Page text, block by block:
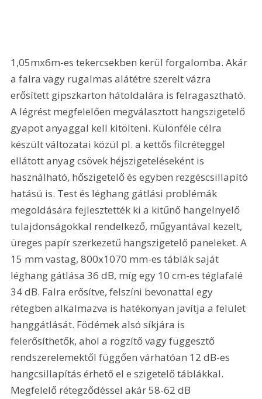
1,05mx6m-es tekercsekben kerül forgalomba. Akár
a falra vagy rugalmas alátétre szerelt vázra
erősített gipszkarton hátoldalára is felragasztható.
A légrést megfelelően megválasztott hangszigetelő
gyapot anyaggal kell kitölteni. Különféle célra
készült változatai közül pl. a kettős filcréteggel
ellátott anyag csövek héjszigeteléseként is
használható, hőszigetelő és egyben rezgéscsillapító
hatású is. Test és léghang gátlási problémák
megoldására fejlesztették ki a kitűnő hangelnyelő
tulajdonságokkal rendelkező, műgyantával kezelt,
üreges papír szerkezetű hangszigetelő paneleket. A
15 mm vastag, 800x1070 mm-es táblák saját
léghang gátlása 36 dB, míg egy 10 cm-es téglafalé
34 dB. Falra erősítve, felszíni bevonattal egy
rétegben alkalmazva is hatékonyan javítja a felület
hanggátlását. Födémek alsó síkjára is
felerősíthetők, ahol a rögzítő vagy függesztő
rendszerelemektől függően várhatóan 12 dB-es
hangcsillapítás érhető el e szigetelő táblákkal.
Megfelelő rétegződéssel akár 58-62 dB